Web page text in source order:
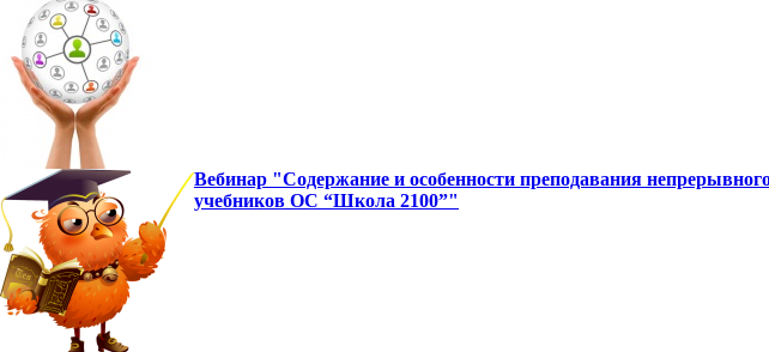
Вебинар "Содержание и особенности преподавания
учебников ОС “Школа 2100”"